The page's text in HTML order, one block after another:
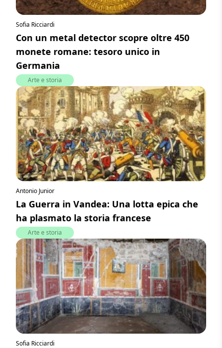
Sofia Ricciardi
Con un metal detector scopre oltre 450
monete romane: tesoro unico in
Germania
Arte e storia
Antonio Junior
La Guerra in Vandea: Una lotta epica che
ha plasmato la storia francese
Arte e storia
Sofia Ricciardi